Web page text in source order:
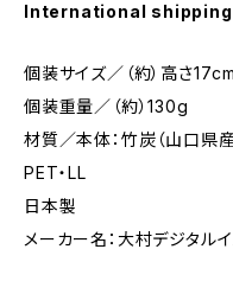
International
個装サイズ／（約）高さ
個装重量／（約）130g
材質／本体：竹炭（山口県産
PET・LL
日本製
メーカー名：大村デジタル